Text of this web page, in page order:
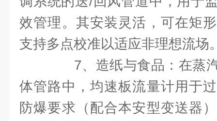
效管理。其安装灵活，可在矩
支持多点校准以适应非理想流场
7、造纸与食品：在蒸汽
体管路中，均速板流量计用于
防爆要求（配合本安型变送器